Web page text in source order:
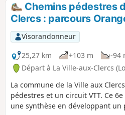
Chemins pédestres
Clercs : parcours
Visorandonneur
25,27 km
+103 m -94
Départ à La Ville-aux-Clercs
La commune de la Ville aux
pédestres et un circuit VTT. Ce
une synthèse en développant